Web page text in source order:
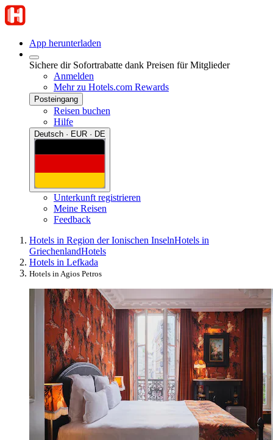
App herunterladen
Sichere dir Sofortrabatte dank Preisen für Mitglieder
Anmelden
Mehr zu Hotels.com Rewards
Posteingang
Reisen buchen
Hilfe
Deutsch · EUR · DE
Unterkunft registrieren
Meine Reisen
Feedback
Hotels in Region der Ionischen InselnHotels in
GriechenlandHotels
Hotels in Lefkada
Hotels in Agios Petros